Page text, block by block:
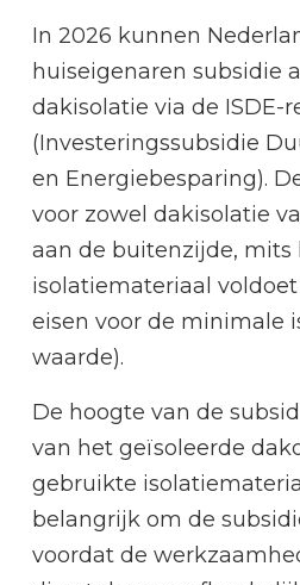
In 2026 kunnen
huiseigenaren subsidie
dakisolatie via de ISDE-
(Investeringssubsidie
en Energiebesparing).
voor zowel dakisolatie
aan de buitenzijde, mits
isolatiemateriaal
eisen voor de minimale
waarde).
De hoogte van de
van het geïsoleerde
gebruikte
belangrijk om de
voordat de